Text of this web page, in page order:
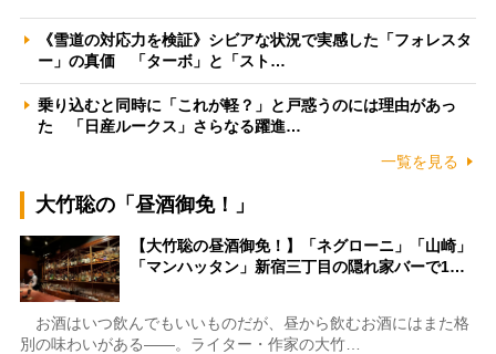
《雪道の対応力を検証》シビアな状況で実感した「フォレスタ
ー」の真価 「ターボ」と「スト…
乗り込むと同時に「これが軽？」と戸惑うのには理由があっ
た 「日産ルークス」さらなる躍進…
一覧を見る
大竹聡の「昼酒御免！」
【大竹聡の昼酒御免！】「ネグローニ」「山崎」
「マンハッタン」新宿三丁目の隠れ家バーで1…
お酒はいつ飲んでもいいものだが、昼から飲むお酒にはまた格
別の味わいがある――。ライター・作家の大竹…